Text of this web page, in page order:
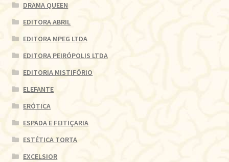
DRAMA QUEEN
EDITORA ABRIL
EDITORA MPEG LTDA
EDITORA PEIRÓPOLIS LTDA
EDITORIA MISTIFÓRIO
ELEFANTE
ERÓTICA
ESPADA E FEITIÇARIA
ESTÉTICA TORTA
EXCELSIOR